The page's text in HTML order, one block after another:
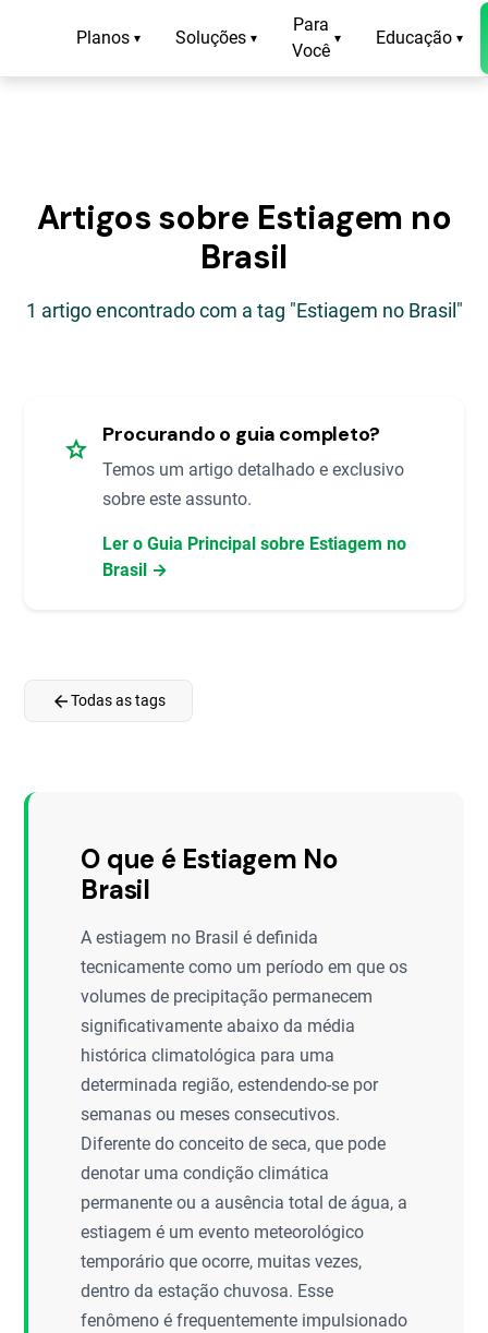
Planos ▾ Soluções ▾
Para
Você
▾ Educação ▾
Artigos sobre Estiagem no
Brasil
1 artigo encontrado com a tag "Estiagem no Brasil"
star Procurando o guia completo?
Temos um artigo detalhado e exclusivo
sobre este assunto.
Ler o Guia Principal sobre Estiagem no
Brasil →
arrow_backTodas as tags
O que é Estiagem No
Brasil
A estiagem no Brasil é definida
tecnicamente como um período em que os
volumes de precipitação permanecem
significativamente abaixo da média
histórica climatológica para uma
determinada região, estendendo-se por
semanas ou meses consecutivos.
Diferente do conceito de seca, que pode
denotar uma condição climática
permanente ou a ausência total de água, a
estiagem é um evento meteorológico
temporário que ocorre, muitas vezes,
dentro da estação chuvosa. Esse
fenômeno é frequentemente impulsionado